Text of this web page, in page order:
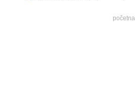
početna